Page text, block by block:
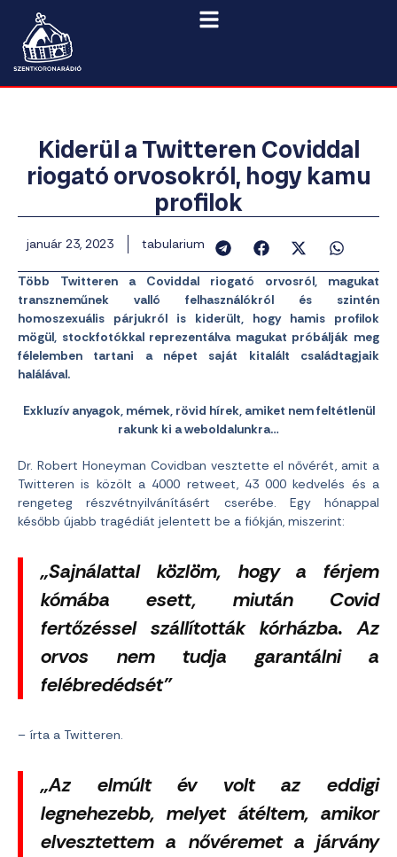
Kiderül a Twitteren Coviddal
riogató orvosokról, hogy kamu
profilok
január 23, 2023 tabularium
Több Twitteren a Coviddal riogató orvosról, magukat
transzneműnek valló felhasználókról és szintén
homoszexuális párjukról is kiderült, hogy hamis profilok
mögül, stockfotókkal reprezentálva magukat próbálják meg
félelemben tartani a népet saját kitalált családtagjaik
halálával.
Exkluzív anyagok, mémek, rövid hírek, amiket nem feltétlenül
rakunk ki a weboldalunkra…
Dr. Robert Honeyman Covidban vesztette el nővérét, amit a
Twitteren is közölt a 4000 retweet, 43 000 kedvelés és a
rengeteg részvétnyilvánításért cserébe. Egy hónappal
később újabb tragédiát jelentett be a fiókján, miszerint:
„Sajnálattal közlöm, hogy a férjem
kómába esett, miután Covid
fertőzéssel szállították kórházba. Az
orvos nem tudja garantálni a
felébredédsét”
– írta a Twitteren.
„Az elmúlt év volt az eddigi
legnehezebb, melyet átéltem, amikor
elvesztettem a nővéremet a járvány